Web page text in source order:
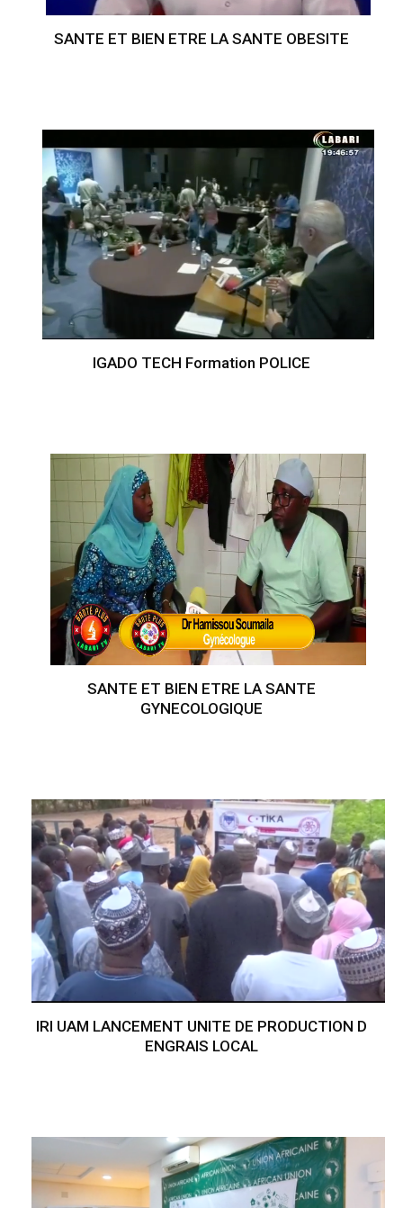
SANTE ET BIEN ETRE LA SANTE OBESITE
IGADO TECH Formation POLICE
SANTE ET BIEN ETRE LA SANTE
GYNECOLOGIQUE
IRI UAM LANCEMENT UNITE DE PRODUCTION D
ENGRAIS LOCAL